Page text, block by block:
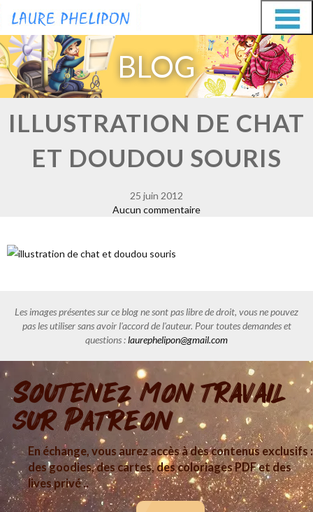
Aller
au
contenu
Aller
au
contenu
BLOG
ILLUSTRATION DE CHAT
ET DOUDOU SOURIS
25 juin 2012
Aucun commentaire
Les images présentes sur ce blog ne sont pas libre de droit, vous ne pouvez
pas les utiliser sans avoir l'accord de l'auteur. Pour toutes demandes et
questions :laurephelipon@gmail.com
Soutenez mon travail
sur Patreon
En échange, vous aurez accès à des contenus exclusifs :
des goodies, des cartes, des coloriages PDF et des
lives privé ..